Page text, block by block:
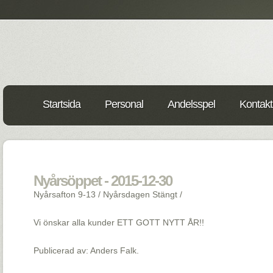
Startsida Personal Andelsspel
Nyårsöppet - 2015-12-30
Nyårsafton 9-13 / Nyårsdagen Stängt /
Vi önskar alla kunder ETT GOTT NYTT ÅR!!
Publicerad av: Anders Falk.